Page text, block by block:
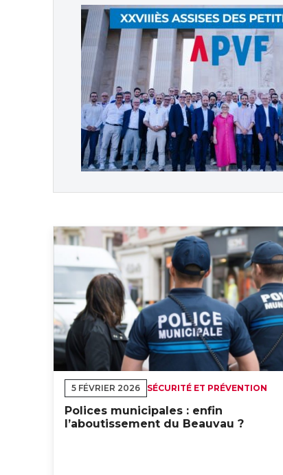
5 FÉVRIER 2026 SÉCURITÉ ET PRÉVENTION
Polices municipales : enfin
l’aboutissement du Beauvau ?